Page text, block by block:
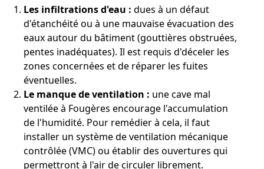
Les infiltrations d'eau : dues à un défaut
d'étanchéité ou à une mauvaise évacuation des
eaux autour du bâtiment (gouttières obstruées,
pentes inadéquates). Il est requis d'déceler les
zones concernées et de réparer les fuites
éventuelles.
Le manque de ventilation : une cave mal
ventilée à Fougères encourage l'accumulation
de l'humidité. Pour remédier à cela, il faut
installer un système de ventilation mécanique
contrôlée (VMC) ou établir des ouvertures qui
permettront à l'air de circuler librement.